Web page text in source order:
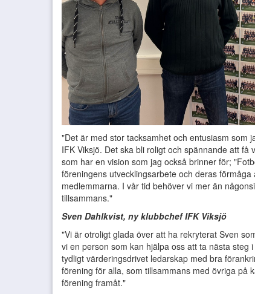
"Det är med stor tacksamhet och entusiasm som
IFK Viksjö. Det ska bli roligt och spännande att få
som har en vision som jag också brinner för;
föreningens utvecklingsarbete och deras
medlemmarna. I vår tid behöver vi mer än
tillsammans."
Sven Dahlkvist, ny klubbchef IFK Viksjö
"Vi är otroligt glada över att ha rekryterat Sven
vi en person som kan hjälpa oss att ta nästa steg
tydligt värderingsdrivet ledarskap med bra
förening för alla, som tillsammans med övriga på
förening framåt."